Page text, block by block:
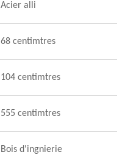
Acier alli
68 centimtres
104 centimtres
555 centimtres
Bois d'ingnierie